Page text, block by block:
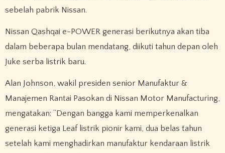
sebelah pabrik Nissan.
Nissan Qashqai e-POWER generasi berikutnya akan tiba
dalam beberapa bulan mendatang, diikuti tahun depan oleh
Juke serba listrik baru.
Alan Johnson, wakil presiden senior Manufaktur &
Manajemen Rantai Pasokan di Nissan Motor Manufacturing,
mengatakan: “Dengan bangga kami memperkenalkan
generasi ketiga Leaf listrik pionir kami, dua belas tahun
setelah kami menghadirkan manufaktur kendaraan listrik